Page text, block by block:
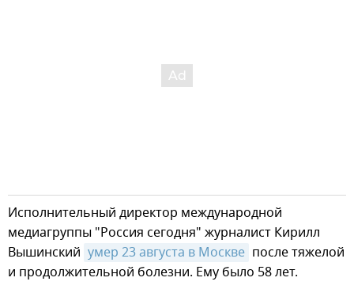
Исполнительный директор международной
медиагруппы "Россия сегодня" журналист Кирилл
Вышинский умер 23 августа в Москве после тяжелой
и продолжительной болезни. Ему было 58 лет.